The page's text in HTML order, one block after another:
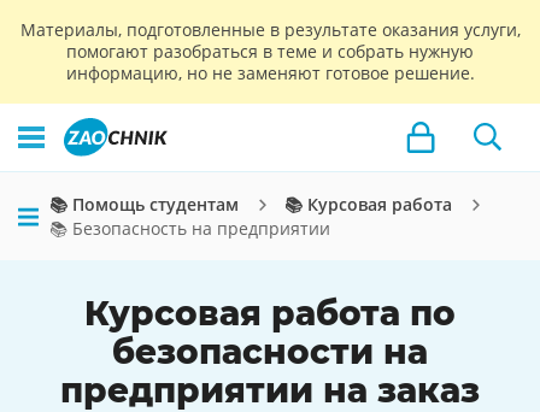
Материалы, подготовленные в результате оказания услуги,
помогают разобраться в теме и собрать нужную
информацию, но не заменяют готовое решение.
📚 Помощь студентам
📚 Курсовая работа
📚 Безопасность на предприятии
Курсовая работа по
безопасности на
предприятии на заказ